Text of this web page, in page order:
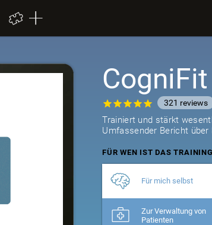
321 reviews
Trainiert und stärkt
Umfassender Bericht
FÜR WEN IST DAS
Für mich selbst
Zur Verwaltung von
Patienten